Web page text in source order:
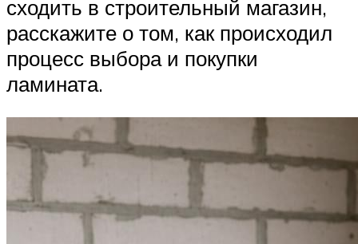
сходить в строительный магазин,
расскажите о том, как происходил
процесс выбора и покупки
ламината.